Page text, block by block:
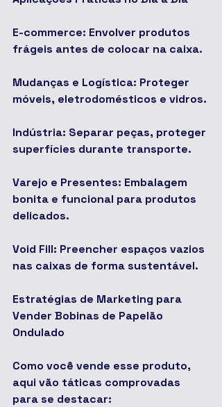
E-commerce: Envolver produtos
frágeis antes de colocar na caixa.
Mudanças e Logística: Proteger
móveis, eletrodomésticos e vidros.
Indústria: Separar peças, proteger
superfícies durante transporte.
Varejo e Presentes: Embalagem
bonita e funcional para produtos
delicados.
Void Fill: Preencher espaços vazios
nas caixas de forma sustentável.
Estratégias de Marketing para
Vender Bobinas de Papelão
Ondulado
Como você vende esse produto,
aqui vão táticas comprovadas
para se destacar: